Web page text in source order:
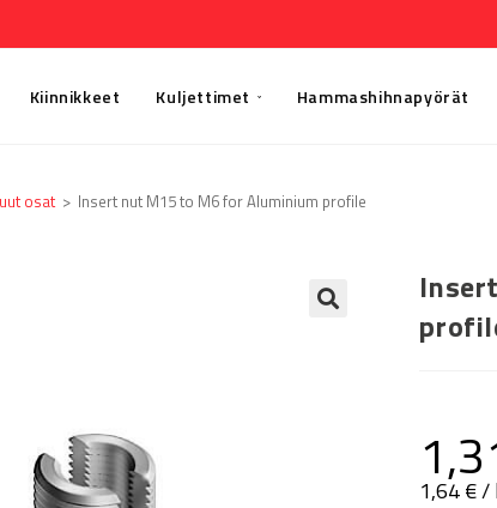
Kiinnikkeet Kuljettimet Hammashihnapyörät
osat > Insert nut M15 to M6 for Aluminium profile
1,64€/